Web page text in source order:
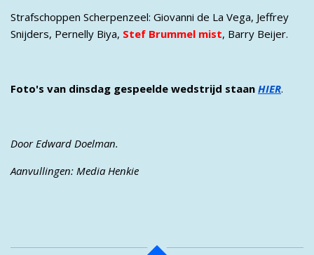
Strafschoppen Scherpenzeel: Giovanni de La Vega, Jeffrey
Snijders, Pernelly Biya, Stef Brummel mist, Barry Beijer.
Foto's van dinsdag gespeelde wedstrijd staan HIER.
Door Edward Doelman.
Aanvullingen: Media Henkie